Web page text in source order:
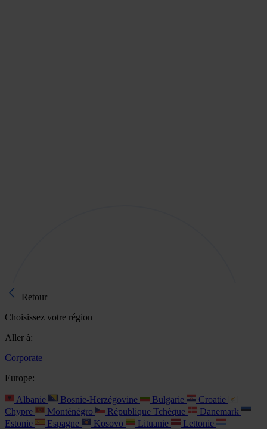
Retour
Choisissez votre région
Aller à:
Corporate
Europe:
Albanie Bosnie-Herzégovine Bulgarie
Croatie
Chypre
Monténégro République Tchèque
Danemark
Estonie
Espagne Kosovo Lituanie
Lettonie